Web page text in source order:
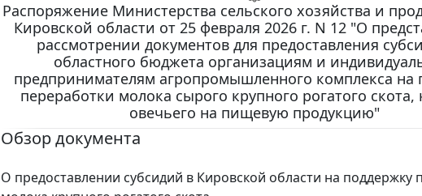
Распоряжение Министерства сельского хозяйства и
Кировской области от 25 февраля 2026 г. N 12 "О
рассмотрении документов для предоставления
областного бюджета организациям и
предпринимателям агропромышленного комплекса на
переработки молока сырого крупного рогатого скота,
овечьего на пищевую продукцию"
Обзор документа
О предоставлении субсидий в Кировской области на поддержку